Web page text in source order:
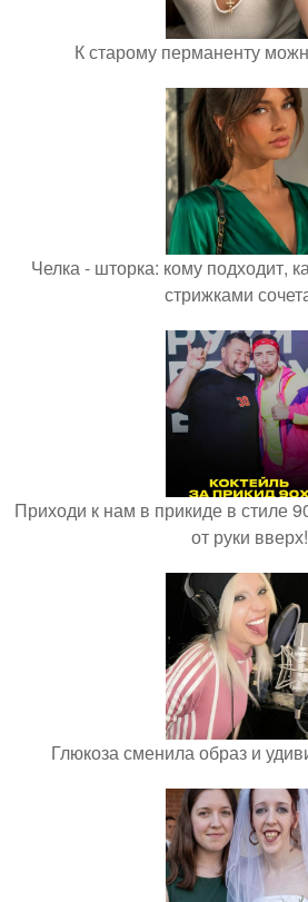
К старому перманенту
Челка - шторка: кому подходит,
стрижками
Приходи к нам в прикиде в стиле
от руки вверх!
Глюкоза сменила образ и